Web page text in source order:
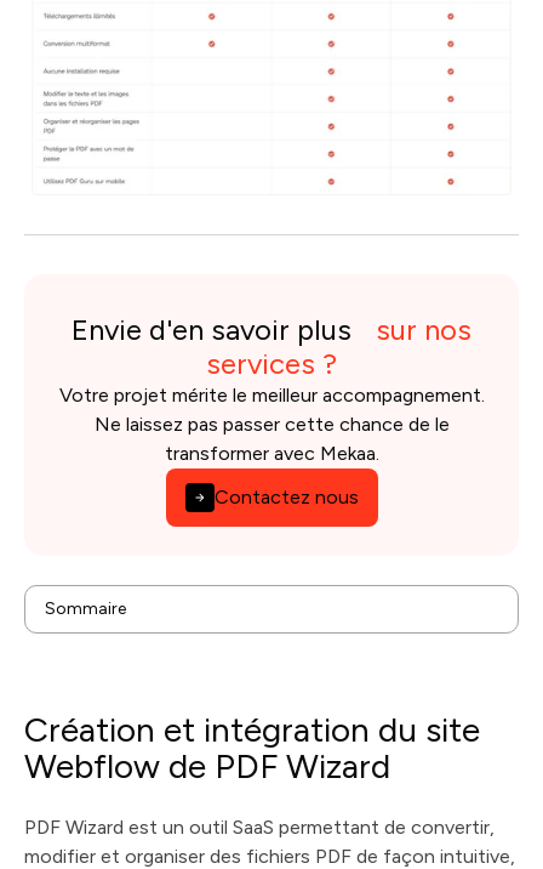
Sommaire
Création et intégration du site Webflow de PDF
Wizard
Contexte
Technologies & outils utilisés
Envie d'en savoir plus sur nos
services ?
Votre projet mérite le meilleur accompagnement.
Ne laissez pas passer cette chance de le
transformer avec Mekaa.
Contactez nous
Création et intégration du site
Webflow de PDF Wizard
PDF Wizard est un outil SaaS permettant de convertir,
modifier et organiser des fichiers PDF de façon intuitive,